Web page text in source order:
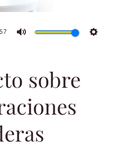
Mute Settings
sobre